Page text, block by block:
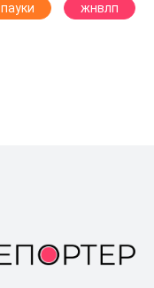
пауки жнвлп